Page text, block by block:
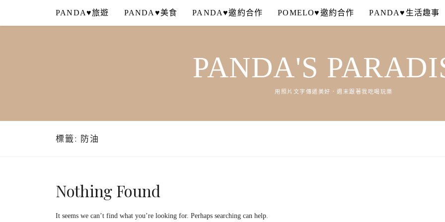
content
PANDA♥旅遊 PANDA♥美食 PANDA♥邀約合作 POMELO♥邀約合作 PANDA♥生活趣事
PANDA'S
用照片文字傳遞美好．週末跟著我吃喝玩樂
標籤: 防油
Nothing Found
It seems we can’t find what you’re looking for. Perhaps searching can help.